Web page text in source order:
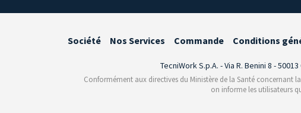
Société Nos Services Commande Conditions
TecniWork S.p.A. - Via R. Benini 8 -
Conformément aux directives du Ministère de la Santé
on informe les utilisateurs